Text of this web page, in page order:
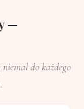
—
do każdego